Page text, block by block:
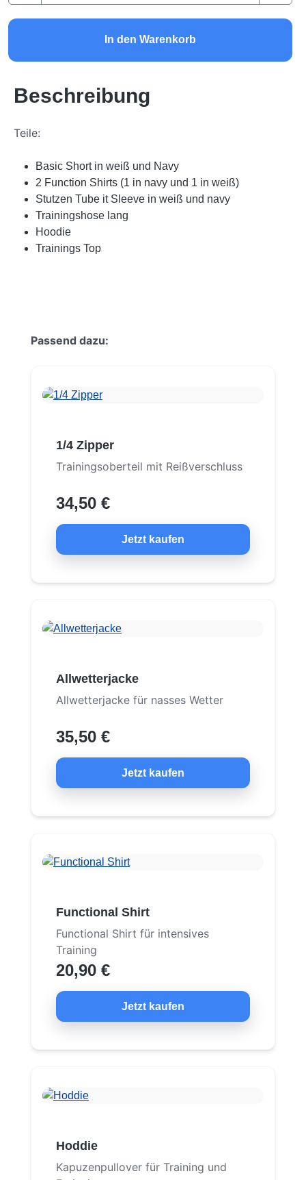
In den Warenkorb
Beschreibung
Teile:
Basic Short in weiß und Navy
2 Function Shirts (1 in navy und 1 in weiß)
Stutzen Tube it Sleeve in weiß und navy
Trainingshose lang
Hoodie
Trainings Top
Produktgalerie überspringen
Passend dazu:
1/4 Zipper
Trainingsoberteil mit Reißverschluss
34,50 €
Jetzt kaufen
Allwetterjacke
Allwetterjacke für nasses Wetter
35,50 €
Jetzt kaufen
Functional Shirt
Functional Shirt für intensives
Training
20,90 €
Jetzt kaufen
Hoddie
Kapuzenpullover für Training und